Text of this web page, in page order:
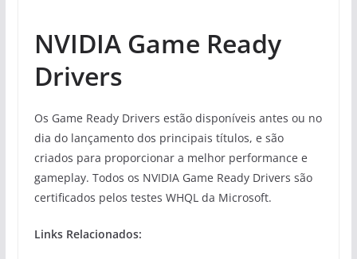
NVIDIA Game Ready
Drivers
Os Game Ready Drivers estão disponíveis antes ou no
dia do lançamento dos principais títulos, e são
criados para proporcionar a melhor performance e
gameplay. Todos os NVIDIA Game Ready Drivers são
certificados pelos testes WHQL da Microsoft.
Links Relacionados: